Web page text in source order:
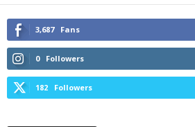
3,687 Fans
0 Followers
182 Followers